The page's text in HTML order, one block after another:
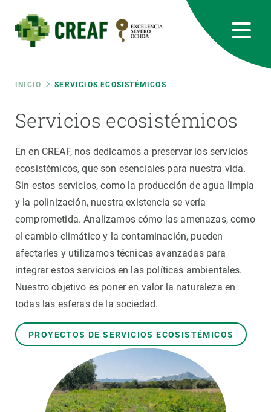
contenido
principal
Ruta
de
navegación
INICIO SERVICIOS ECOSISTÉMICOS
Servicios ecosistémicos
En en CREAF, nos dedicamos a preservar los servicios
ecosistémicos, que son esenciales para nuestra vida.
Sin estos servicios, como la producción de agua limpia
y la polinización, nuestra existencia se vería
comprometida. Analizamos cómo las amenazas, como
el cambio climático y la contaminación, pueden
afectarles y utilizamos técnicas avanzadas para
integrar estos servicios en las políticas ambientales.
Nuestro objetivo es poner en valor la naturaleza en
todas las esferas de la sociedad.
PROYECTOS DE SERVICIOS ECOSISTÉMICOS
RRSS
Featured
responsive
INTRANET
Responsive
menu
SOBRE NOSOTROS
CIENCIA EN ACCIÓN
ÚNETE A NOSOTROS
PARTICIPA
NOTICIAS Y AGENDA